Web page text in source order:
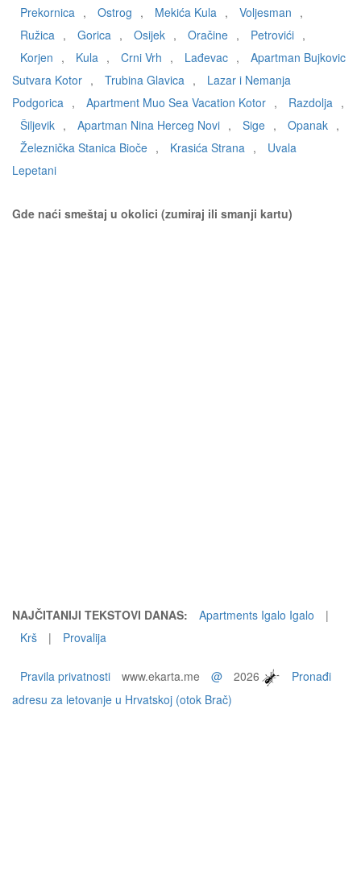
Prekornica , Ostrog , Mekića Kula , Voljesman ,
Ružica , Gorica , Osijek , Oračine , Petrovići ,
Korjen , Kula , Crni Vrh , Lađevac ,
Apartman Bujkovic
Sutvara Kotor , Trubina Glavica ,
Lazar i Nemanja
Podgorica , Apartment Muo Sea Vacation Kotor , Razdolja ,
Šiljevik , Apartman Nina Herceg Novi , Sige , Opanak ,
Železnička Stanica Bioče , Krasića Strana ,
Uvala
Lepetani
Gde naći smeštaj u okolici (zumiraj ili smanji kartu)
NAJČITANIJI TEKSTOVI DANAS: Apartments Igalo Igalo
|
Krš
| Provalija
Pravila privatnosti www.ekarta.me @ 2026
Pronađi
adresu za letovanje u Hrvatskoj (otok Brač)